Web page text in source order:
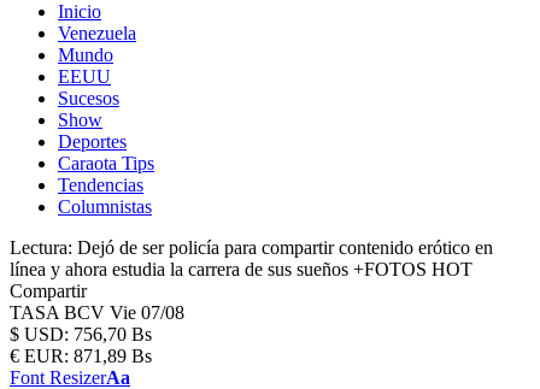
Inicio
Venezuela
Mundo
EEUU
Sucesos
Show
Deportes
Caraota Tips
Tendencias
Columnistas
Lectura: Dejó de ser policía para compartir contenido erótico en
línea y ahora estudia la carrera de sus sueños +FOTOS HOT
Compartir
TASA BCV Vie 07/08
$ USD: 756,70 Bs
€ EUR: 871,89 Bs
Font ResizerAa